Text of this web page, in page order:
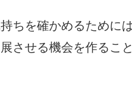
ちを確かめるために
させる機会を作るこ